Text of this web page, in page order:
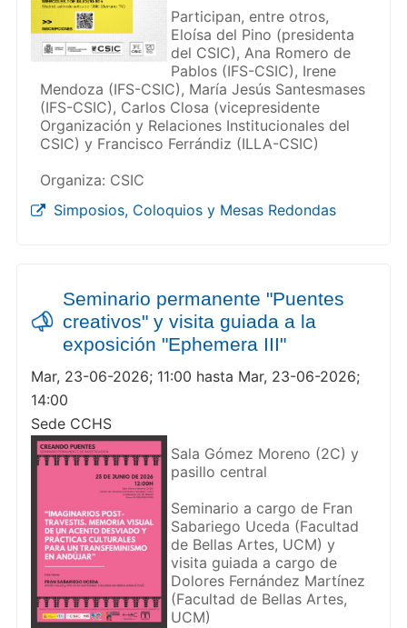
Participan, entre otros,
Eloísa del Pino (presidenta
del CSIC), Ana Romero de
Pablos (IFS-CSIC), Irene
Mendoza (IFS-CSIC), María Jesús Santesmases
(IFS-CSIC), Carlos Closa (vicepresidente
Organización y Relaciones Institucionales del
CSIC) y Francisco Ferrándiz (ILLA-CSIC)
Organiza: CSIC
Simposios, Coloquios y Mesas Redondas
Seminario permanente "Puentes
creativos" y visita guiada a la
exposición "Ephemera III"
Mar, 23-06-2026; 11:00 hasta Mar, 23-06-2026;
14:00
Sede CCHS
Sala Gómez Moreno (2C) y
pasillo central
Seminario a cargo de Fran
Sabariego Uceda (Facultad
de Bellas Artes, UCM) y
visita guiada a cargo de
Dolores Fernández Martínez
(Facultad de Bellas Artes,
UCM)